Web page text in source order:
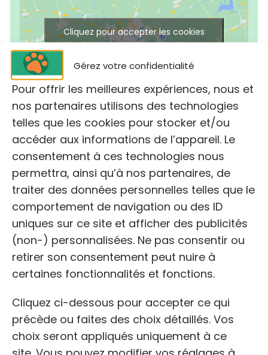
Gérez votre confidentialité
Pour offrir les meilleures expériences, nous et
nos partenaires utilisons des technologies
telles que les cookies pour stocker et/ou
accéder aux informations de l’appareil. Le
consentement à ces technologies nous
permettra, ainsi qu’à nos partenaires, de
traiter des données personnelles telles que le
comportement de navigation ou des ID
uniques sur ce site et afficher des publicités
(non-) personnalisées. Ne pas consentir ou
retirer son consentement peut nuire à
certaines fonctionnalités et fonctions.
Cliquez ci-dessous pour accepter ce qui
précède ou faites des choix détaillés. Vos
choix seront appliqués uniquement à ce
Cliquez pour accepter les cookies
marketing et activer ce contenu
Société Protectrice des Animaux
Autonome de Maine et Loire SPA
ADRESSE:
Prom. de la Baumette, 49000 Angers